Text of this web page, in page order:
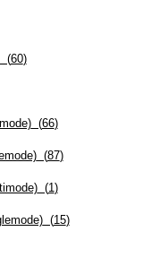
(60)
(66)
(87)
(1)
(15)